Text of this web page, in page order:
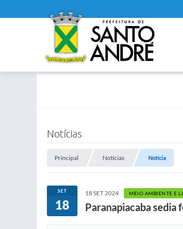
Notícias
Principal Notícias Notícia
SET
18
18 SET 2024 MEIO AMBIENTE E
Paranapiacaba sedia